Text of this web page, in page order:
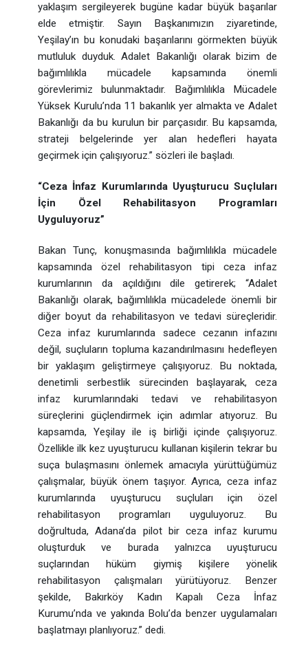
yaklaşım sergileyerek bugüne kadar büyük başarılar
elde etmiştir. Sayın Başkanımızın ziyaretinde,
Yeşilay’ın bu konudaki başarılarını görmekten büyük
mutluluk duyduk. Adalet Bakanlığı olarak bizim de
bağımlılıkla mücadele kapsamında önemli
görevlerimiz bulunmaktadır. Bağımlılıkla Mücadele
Yüksek Kurulu’nda 11 bakanlık yer almakta ve Adalet
Bakanlığı da bu kurulun bir parçasıdır. Bu kapsamda,
strateji belgelerinde yer alan hedefleri hayata
geçirmek için çalışıyoruz.” sözleri ile başladı.
“Ceza İnfaz Kurumlarında Uyuşturucu Suçluları
İçin Özel Rehabilitasyon Programları
Uyguluyoruz”
Bakan Tunç, konuşmasında bağımlılıkla mücadele
kapsamında özel rehabilitasyon tipi ceza infaz
kurumlarının da açıldığını dile getirerek; “Adalet
Bakanlığı olarak, bağımlılıkla mücadelede önemli bir
diğer boyut da rehabilitasyon ve tedavi süreçleridir.
Ceza infaz kurumlarında sadece cezanın infazını
değil, suçluların topluma kazandırılmasını hedefleyen
bir yaklaşım geliştirmeye çalışıyoruz. Bu noktada,
denetimli serbestlik sürecinden başlayarak, ceza
infaz kurumlarındaki tedavi ve rehabilitasyon
süreçlerini güçlendirmek için adımlar atıyoruz. Bu
kapsamda, Yeşilay ile iş birliği içinde çalışıyoruz.
Özellikle ilk kez uyuşturucu kullanan kişilerin tekrar bu
suça bulaşmasını önlemek amacıyla yürüttüğümüz
çalışmalar, büyük önem taşıyor. Ayrıca, ceza infaz
kurumlarında uyuşturucu suçluları için özel
rehabilitasyon programları uyguluyoruz. Bu
doğrultuda, Adana’da pilot bir ceza infaz kurumu
oluşturduk ve burada yalnızca uyuşturucu
suçlarından hüküm giymiş kişilere yönelik
rehabilitasyon çalışmaları yürütüyoruz. Benzer
şekilde, Bakırköy Kadın Kapalı Ceza İnfaz
Kurumu’nda ve yakında Bolu’da benzer uygulamaları
başlatmayı planlıyoruz.” dedi.